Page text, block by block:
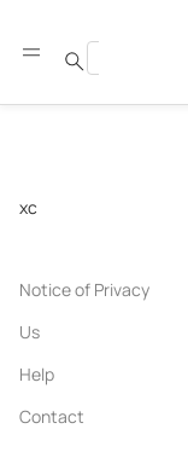
Search
xc
Notice of Privacy
Us
Help
Contact